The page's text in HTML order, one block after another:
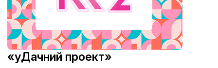
«уДачний проект»